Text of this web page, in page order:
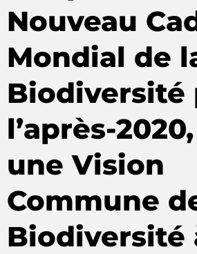
Nouveau
Mondial de
Biodiversité
l’après-
une Vision
Commune
Biodiversité